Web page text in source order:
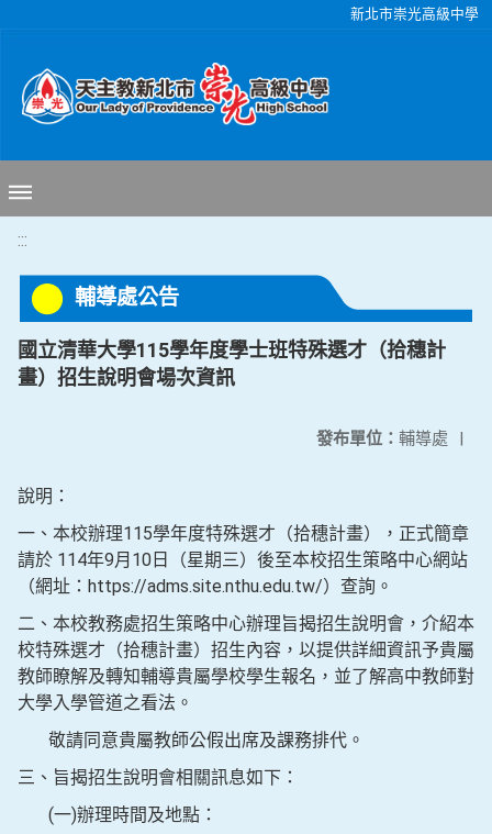
新北市崇光高級中學
:::
輔導處公告
國立清華大學115學年度學士班特殊選才（拾穗計
畫）招生說明會場次資訊
發布單位： 輔導處 |
說明：
一、本校辦理115學年度特殊選才（拾穗計畫），正式簡章
請於 114年9月10日（星期三）後至本校招生策略中心網站
（網址：https://adms.site.nthu.edu.tw/）查詢。
二、本校教務處招生策略中心辦理旨揭招生說明會，介紹本
校特殊選才（拾穗計畫）招生內容，以提供詳細資訊予貴屬
教師瞭解及轉知輔導貴屬學校學生報名，並了解高中教師對
大學入學管道之看法。
敬請同意貴屬教師公假出席及課務排代。
三、旨揭招生說明會相關訊息如下：
(一)辦理時間及地點：